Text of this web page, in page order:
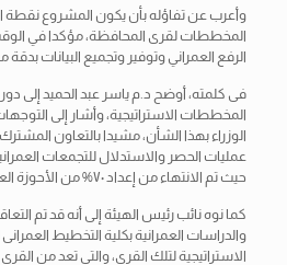
وأعرب عن تفاؤله بأن يكون المشروع نقطة
المخططات لقرى المحافظة، مؤكدا في
الرفع العمراني وتوفير وتجميع البيانات
فى كلمته، أوضح د.م ياسر عبد الحميد إلى
المخططات الاستراتيجية، وأشار إلى
الوزراء بهذا الشأن، مشيدا بالتعاون
حيث تم الانتهاء من إعداد ٧٠% من الأحوزة العمرانية لتلك التجمعات.
كما نوه نائب رئيس الهيئة إلى أنه قد تم
والدراسات العمرانية بكلية التخطيط
الاستراتيجية لتلك القرى، والتي تعد من القرى